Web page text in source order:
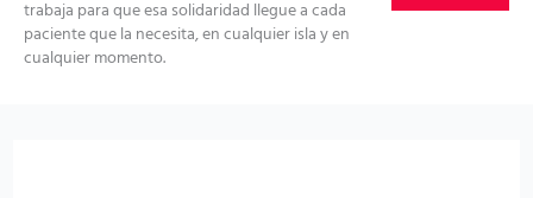
trabaja para que esa solidaridad llegue a cada
paciente que la necesita, en cualquier isla y en
cualquier momento.